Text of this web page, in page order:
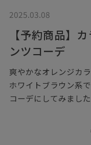
2025.03.08
【予約商品】
ンツコーデ
爽やかなオレンジカ
ホワイトブラウン系
コーデにしてみました
他のカラーも投稿し